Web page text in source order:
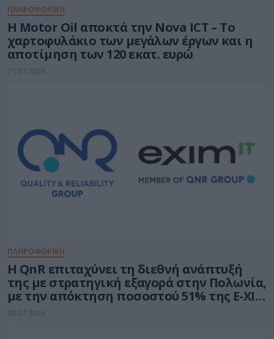
ΠΛΗΡΟΦΟΡΙΚΗ
Η Motor Oil αποκτά την Nova ICT – Το
χαρτοφυλάκιο των μεγάλων έργων και η
αποτίμηση των 120 εκατ. ευρώ
21.07.2026
ΠΛΗΡΟΦΟΡΙΚΗ
H QnR επιταχύνει τη διεθνή ανάπτυξή
της με στρατηγική εξαγορά στην Πολωνία,
με την απόκτηση ποσοστού 51% της E-XIM
IT
08.07.2026